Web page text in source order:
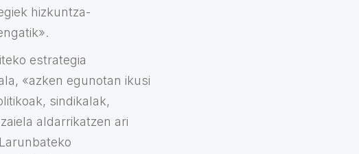
hizkuntza-
estrategia
«azken egunotan ikusi
sindikalak,
aldarrikatzen ari